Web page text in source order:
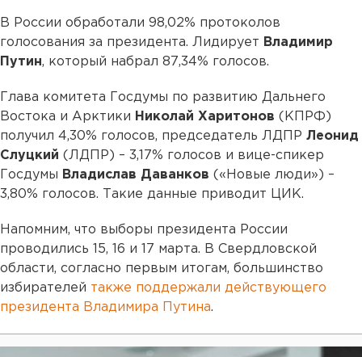
В России обработали 98,02% протоколов
голосования за президента. Лидирует Владимир
Путин, который набрал 87,34% голосов.
Глава комитета Госдумы по развитию Дальнего
Востока и Арктики Николай Харитонов (КПРФ)
получил 4,30% голосов, председатель ЛДПР Леонид
Слуцкий (ЛДПР) – 3,17% голосов и вице-спикер
Госдумы Владислав Даванков («Новые люди») –
3,80% голосов. Такие данные приводит ЦИК.
Напомним, что выборы президента России
проводились 15, 16 и 17 марта. В Свердловской
области, согласно первым итогам, большинство
избирателей также поддержали действующего
президента Владимира Путина.